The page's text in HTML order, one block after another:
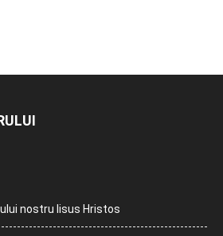
nostru Iisus Hristos